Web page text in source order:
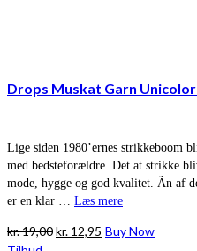
Drops Muskat Garn Unicolor
Lige siden 1980’ernes strikkeboom
med bedsteforældre. Det at strikke
mode, hygge og god kvalitet. Ãn af
er en klar … Læs mere
kr.19,00Den
kr. 12,95 Den
Buy Now